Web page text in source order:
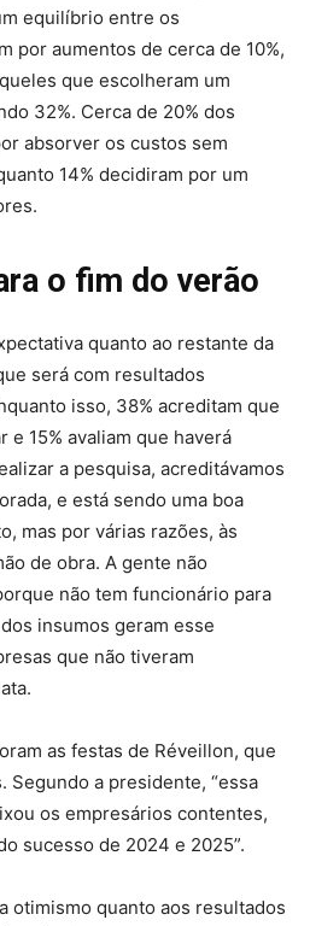
equilíbrio entre os
por aumentos de cerca de 10%,
que escolheram um
32%. Cerca de 20% dos
absorver os custos sem
14% decidiram por um
o fim do verão
quanto ao restante da
será com resultados
isso, 38% acreditam que
e 15% avaliam que haverá
a pesquisa, acreditávamos
e está sendo uma boa
mas por várias razões, às
de obra. A gente não
não tem funcionário para
insumos geram esse
que não tiveram
as festas de Réveillon, que
Segundo a presidente, “essa
os empresários contentes,
sucesso de 2024 e 2025”.
otimismo quanto aos resultados